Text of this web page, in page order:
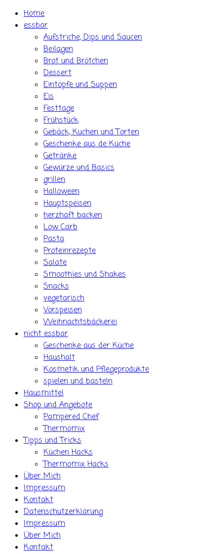
Skip Home
essbar
Aufstriche, Dips und Saucen
Beilagen
Brot und Brötchen
Dessert
Eintöpfe und Suppen
Eis
Festtage
Frühstück
Gebäck, Kuchen und Torten
Geschenke aus de Küche
Getränke
Gewürze und Basics
grillen
Halloween
Hauptspeisen
herzhaft backen
Low Carb
Pasta
Proteinrezepte
Salate
Smoothies und Shakes
Snacks
vegetarisch
Vorspeisen
Weihnachtsbäckerei
nicht essbar
Geschenke aus der Küche
Haushalt
Kosmetik und Pflegeprodukte
spielen und basteln
Hausmittel
Shop und Angebote
Pampered Chef
Thermomix
Tipps und Tricks
Küchen Hacks
Thermomix Hacks
Über Mich
Impressum
Kontakt
Datenschutzerklärung
Impressum
Über Mich
Kontakt